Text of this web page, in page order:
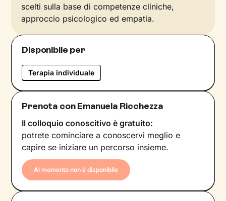
scelti sulla base di competenze cliniche,
approccio psicologico ed empatia.
Disponibile per
Terapia individuale
Prenota con Emanuela Ricchezza
Il colloquio conoscitivo è gratuito:
potrete cominciare a conoscervi meglio e
capire se iniziare un percorso insieme.
Al momento non è disponibile